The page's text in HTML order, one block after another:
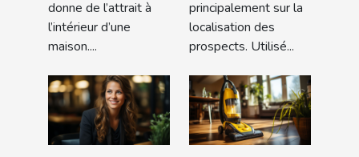
donne de l’attrait à
l’intérieur d’une
maison....
principalement sur la
localisation des
prospects. Utilisé...